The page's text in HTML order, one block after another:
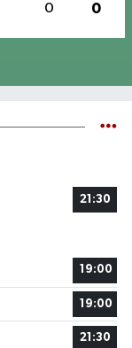
0 0
21:30
19:00
19:00
21:30